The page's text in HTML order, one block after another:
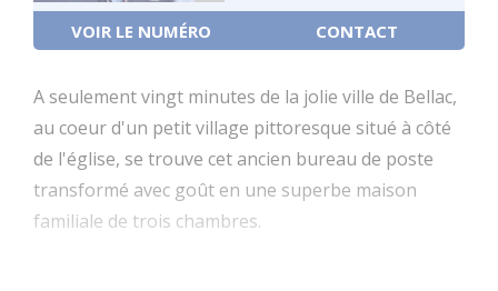
A seulement vingt minutes de la jolie ville de Bellac,
au coeur d'un petit village pittoresque situé à côté
de l'église, se trouve cet ancien bureau de poste
transformé avec goût en une superbe maison
familiale de trois chambres.
VOIR LE NUMÉRO CONTACT